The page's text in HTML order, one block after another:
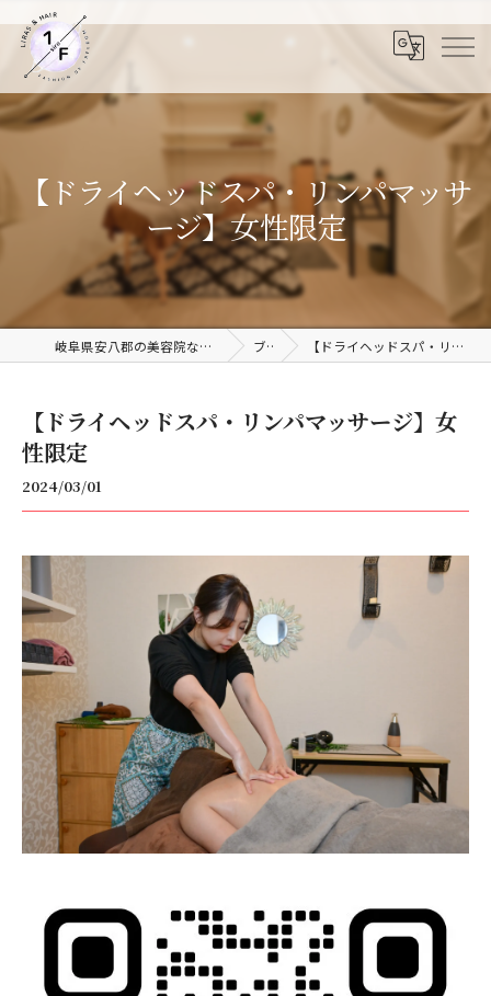
【ドライヘッドスパ・リンパマッサ
ージ】女性限定
岐阜県安八郡の美容院ならLiras&Hair 1/F 岐阜安八店 ブログ 【ドライヘッドスパ・リンパマッサージ】女性限定
【ドライヘッドスパ・リンパマッサージ】女
性限定
2024/03/01